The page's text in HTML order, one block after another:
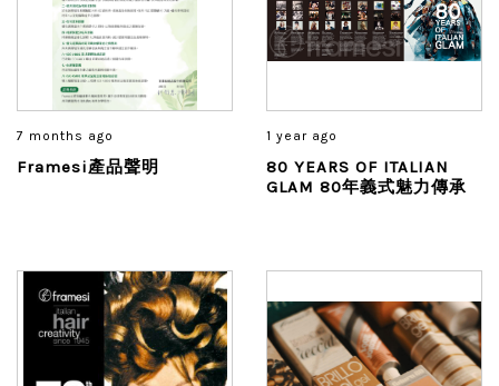
7 months ago
Framesi產品聲明
1 year ago
80 YEARS OF ITALIAN
GLAM 80年義式魅力傳承